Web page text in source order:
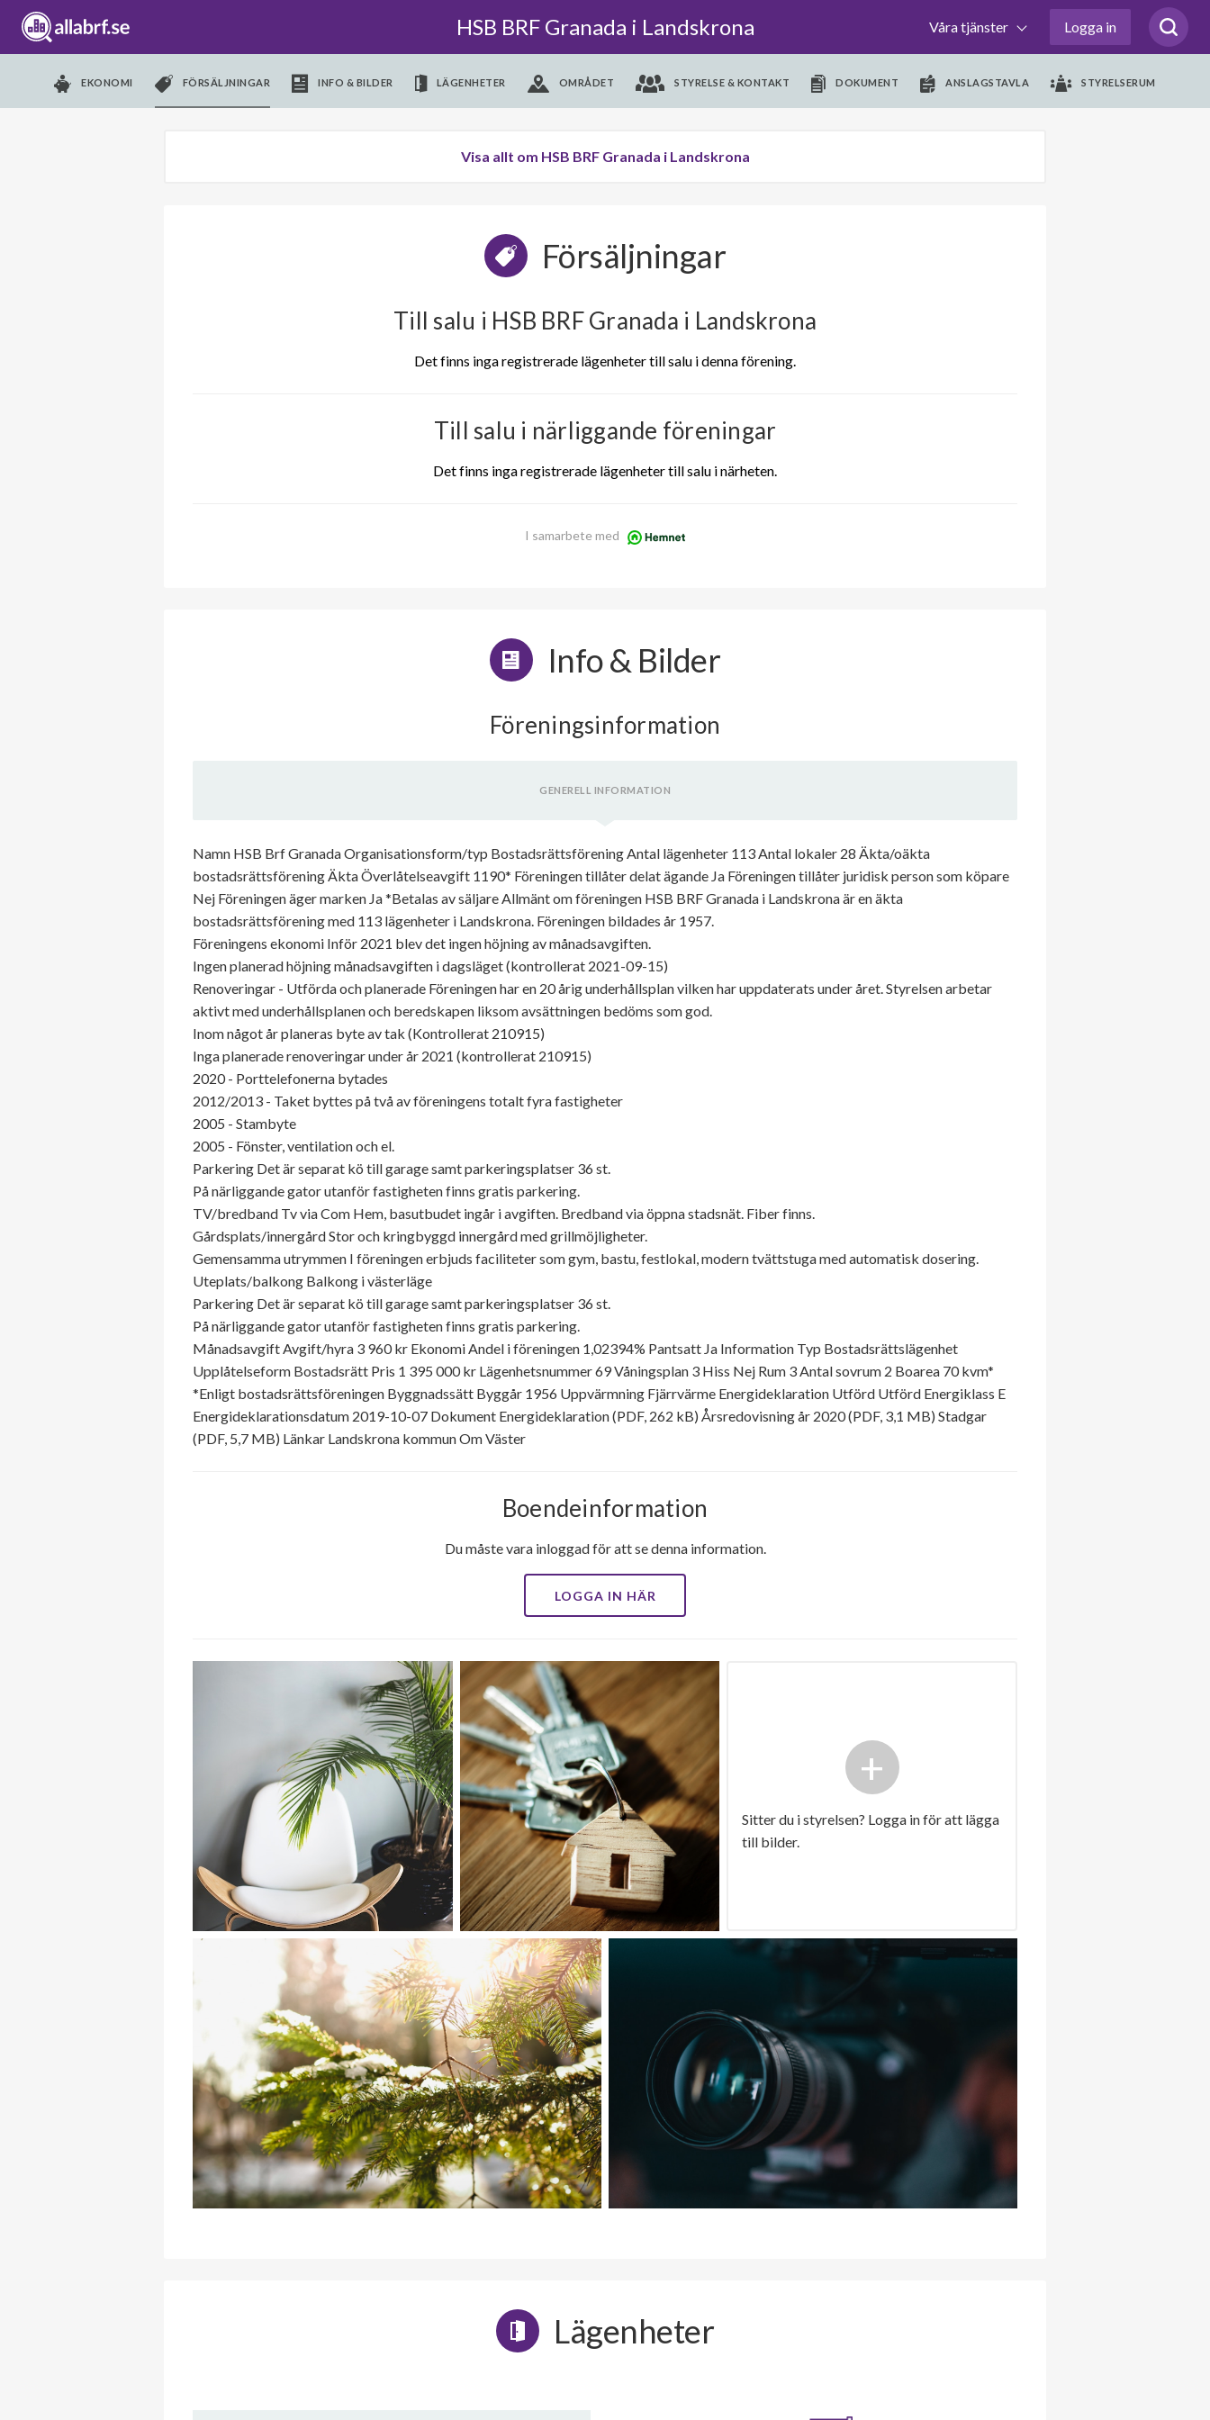
HSB BRF Granada i Landskrona Våra tjänster Logga in
EKONOMI FÖRSÄLJNINGAR INFO & BILDER LÄGENHETER OMRÅDET STYRELSE & KONTAKT DOKUMENT ANSLAGSTAVLA STYRELSERUM
Visa allt om HSB BRF Granada i Landskrona
Försäljningar
Till salu i HSB BRF Granada i Landskrona
Det finns inga registrerade lägenheter till salu i denna förening.
Till salu i närliggande föreningar
Det finns inga registrerade lägenheter till salu i närheten.
I samarbete med
Info & Bilder
Föreningsinformation
GENERELL INFORMATION
Namn HSB Brf Granada Organisationsform/typ Bostadsrättsförening Antal lägenheter 113 Antal lokaler 28 Äkta/oäkta
bostadsrättsförening Äkta Överlåtelseavgift 1190* Föreningen tillåter delat ägande Ja Föreningen tillåter juridisk person som köpare
Nej Föreningen äger marken Ja *Betalas av säljare Allmänt om föreningen HSB BRF Granada i Landskrona är en äkta
bostadsrättsförening med 113 lägenheter i Landskrona. Föreningen bildades år 1957.
Föreningens ekonomi Inför 2021 blev det ingen höjning av månadsavgiften.
Ingen planerad höjning månadsavgiften i dagsläget (kontrollerat 2021-09-15)
Renoveringar - Utförda och planerade Föreningen har en 20 årig underhållsplan vilken har uppdaterats under året. Styrelsen arbetar
aktivt med underhållsplanen och beredskapen liksom avsättningen bedöms som god.
Inom något år planeras byte av tak (Kontrollerat 210915)
Inga planerade renoveringar under år 2021 (kontrollerat 210915)
2020 - Porttelefonerna bytades
2012/2013 - Taket byttes på två av föreningens totalt fyra fastigheter
2005 - Stambyte
2005 - Fönster, ventilation och el.
Parkering Det är separat kö till garage samt parkeringsplatser 36 st.
På närliggande gator utanför fastigheten finns gratis parkering.
TV/bredband Tv via Com Hem, basutbudet ingår i avgiften. Bredband via öppna stadsnät. Fiber finns.
Gårdsplats/innergård Stor och kringbyggd innergård med grillmöjligheter.
Gemensamma utrymmen I föreningen erbjuds faciliteter som gym, bastu, festlokal, modern tvättstuga med automatisk dosering.
Uteplats/balkong Balkong i västerläge
Parkering Det är separat kö till garage samt parkeringsplatser 36 st.
På närliggande gator utanför fastigheten finns gratis parkering.
Månadsavgift Avgift/hyra 3 960 kr Ekonomi Andel i föreningen 1,02394% Pantsatt Ja Information Typ Bostadsrättslägenhet
Upplåtelseform Bostadsrätt Pris 1 395 000 kr Lägenhetsnummer 69 Våningsplan 3 Hiss Nej Rum 3 Antal sovrum 2 Boarea 70 kvm*
*Enligt bostadsrättsföreningen Byggnadssätt Byggår 1956 Uppvärmning Fjärrvärme Energideklaration Utförd Utförd Energiklass E
Energideklarationsdatum 2019-10-07 Dokument Energideklaration (PDF, 262 kB) Årsredovisning år 2020 (PDF, 3,1 MB) Stadgar
(PDF, 5,7 MB) Länkar Landskrona kommun Om Väster
Boendeinformation
Du måste vara inloggad för att se denna information.
LOGGA IN HÄR
+
Sitter du i styrelsen? Logga in för att lägga
till bilder.
Lägenheter